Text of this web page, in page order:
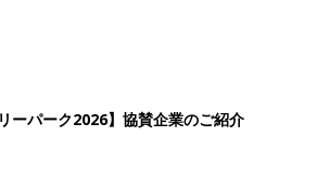
ーパーク2026】協賛企業のご紹介